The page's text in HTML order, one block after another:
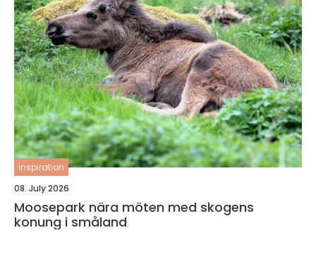
inspiration
08. July 2026
Moosepark nära möten med skogens
konung i småland